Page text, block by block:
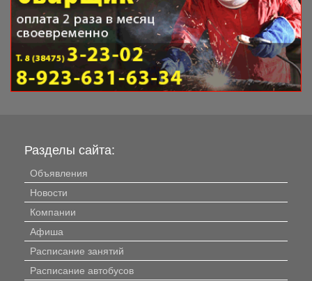
Разделы сайта:
Объявления
Новости
Компании
Афиша
Расписание занятий
Расписание автобусов